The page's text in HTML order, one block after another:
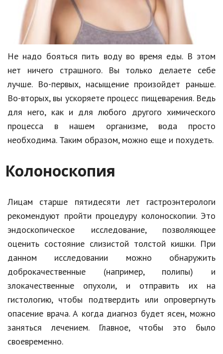
Не надо бояться пить воду во время еды. В этом
нет ничего страшного. Вы только делаете себе
лучше. Во-первых, насыщение произойдет раньше.
Во-вторых, вы ускоряете процесс пищеварения. Ведь
для него, как и для любого другого химического
процесса в нашем организме, вода просто
необходима. Таким образом, можно еще и похудеть.
Колоноскопия
Лицам старше пятидесяти лет гастроэнтерологи
рекомендуют пройти процедуру колоноскопии. Это
эндоскопическое исследование, позволяющее
оценить состояние слизистой толстой кишки. При
данном исследовании можно обнаружить
доброкачественные (например, полипы) и
злокачественные опухоли, и отправить их на
гистологию, чтобы подтвердить или опровергнуть
опасение врача. А когда диагноз будет ясен, можно
заняться лечением. Главное, чтобы это было
своевременно.